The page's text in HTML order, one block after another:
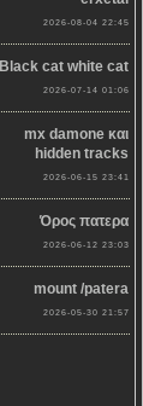
2026-08-04 22:45
Black cat white cat
2026-07-14 01:06
mx damone και
hidden tracks
2026-06-15 23:41
Όρος πατερα
2026-06-12 23:03
mount /patera
2026-05-30 21:57